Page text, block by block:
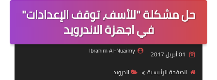
مراجعات
حماية
اندرويد
حل مشكلة "للأسف، توقف الإعدادات"
في اجهزة الاندرويد
Ibrahim Al-Nuaimy
الصفحة الرئيسية
اندرويد